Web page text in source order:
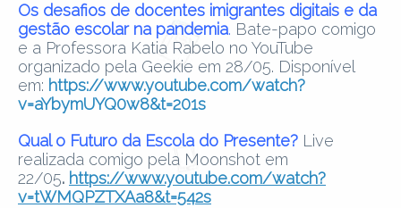
Os desafios de docentes imigrantes digitais e da
gestão escolar na pandemia. Bate-papo comigo
e a Professora Katia Rabelo no YouTube
organizado pela Geekie em 28/05. Disponível
em: https://www.youtube.com/watch?
v=aYbymUYQ0w8&t=201s
Qual o Futuro da Escola do Presente? Live
realizada comigo pela Moonshot em
22/05. https://www.youtube.com/watch?
v=tWMQPZTXAa8&t=542s